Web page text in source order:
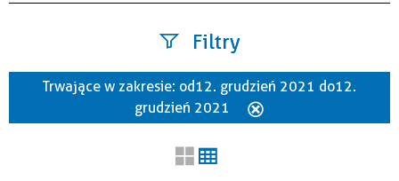
Filtry
Szukana fraza
Trwające w zakresie: od 12. grudzień 2021 do 12.
grudzień 2021